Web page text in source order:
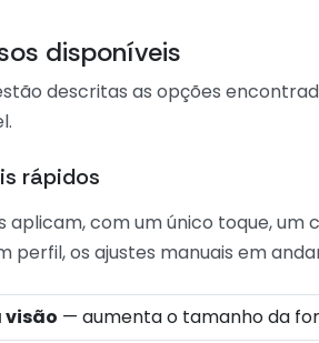
disponíveis
descritas as opções
rápidos
aplicam, com um único toque, um
perfil, os ajustes manuais em
visão — aumenta o tamanho da